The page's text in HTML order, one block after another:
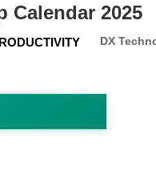
Calendar 2025
DX